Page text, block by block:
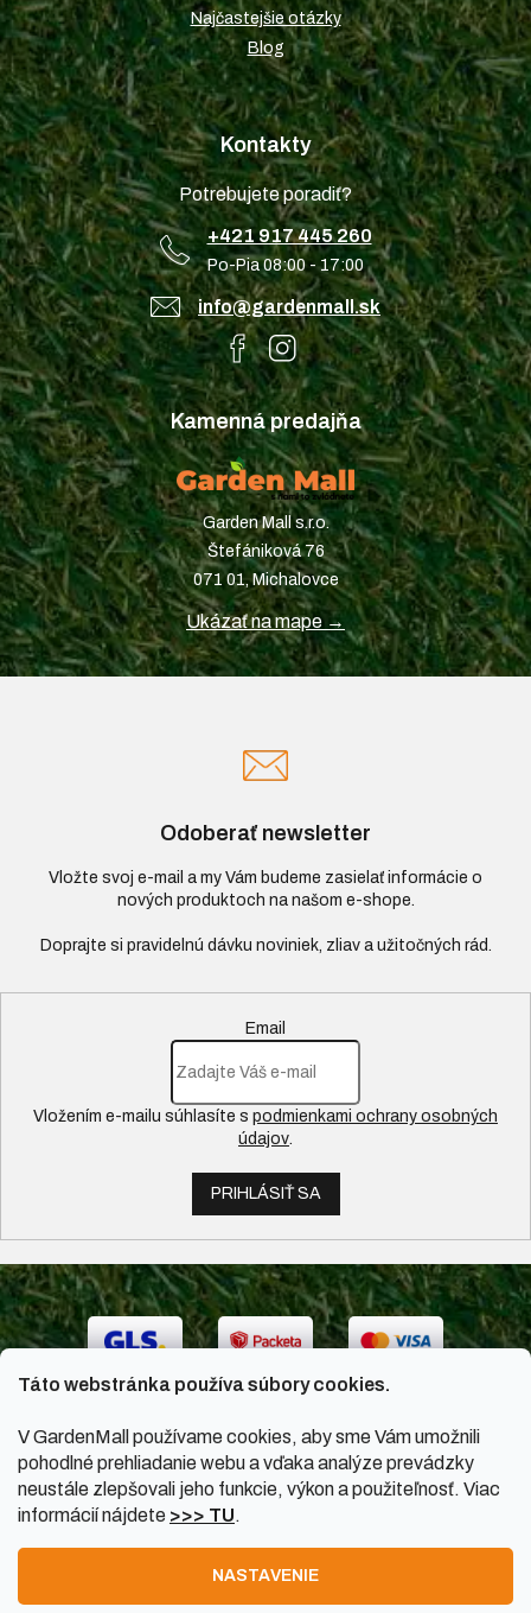
Táto webstránka používa súbory cookies.
V GardenMall používame cookies, aby sme Vám umožnili
pohodlné prehliadanie webu a vďaka analýze prevádzky
neustále zlepšovali jeho funkcie, výkon a použiteľnosť. Viac
informácií nájdete >>> TU.
NASTAVENIE
Najčastejšie otázky
Blog
Kontakty
Potrebujete poradiť?
+421 917 445 260
Po-Pia 08:00 - 17:00
info@gardenmall.sk
Kamenná predajňa
Garden Mall s.r.o.
Štefániková 76
071 01, Michalovce
Ukázať na mape →
Odoberať newsletter
Vložte svoj e-mail a my Vám budeme zasielať informácie o
nových produktoch na našom e-shope.
Email
Vložením e-mailu súhlasíte s podmienkami ochrany osobných
údajov.
PRIHLÁSIŤ SA